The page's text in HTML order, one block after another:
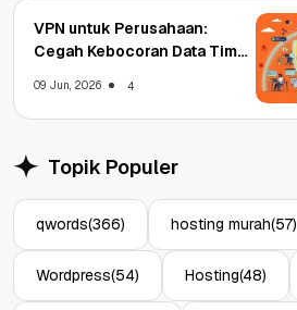
VPN untuk Perusahaan:
Cegah Kebocoran Data Tim
09 Jun, 2026 4
Topik Populer
qwords(366) hosting murah(57)
Wordpress(54) Hosting(48)